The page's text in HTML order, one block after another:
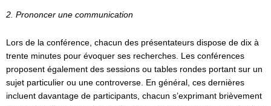
2. Prononcer une communication
Lors de la conférence, chacun des présentateurs dispose de dix à
trente minutes pour évoquer ses recherches. Les conférences
proposent également des sessions ou tables rondes portant sur un
sujet particulier ou une controverse. En général, ces dernières
incluent davantage de participants, chacun s’exprimant brièvement